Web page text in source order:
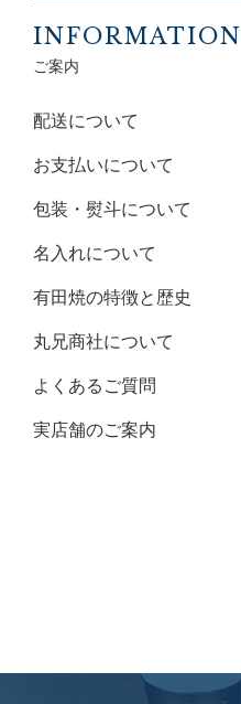
INFORMATION
ご案内
配送について
お支払いについて
包装・熨斗について
名入れについて
有田焼の特徴と歴史
丸兄商社について
よくあるご質問
実店舗のご案内